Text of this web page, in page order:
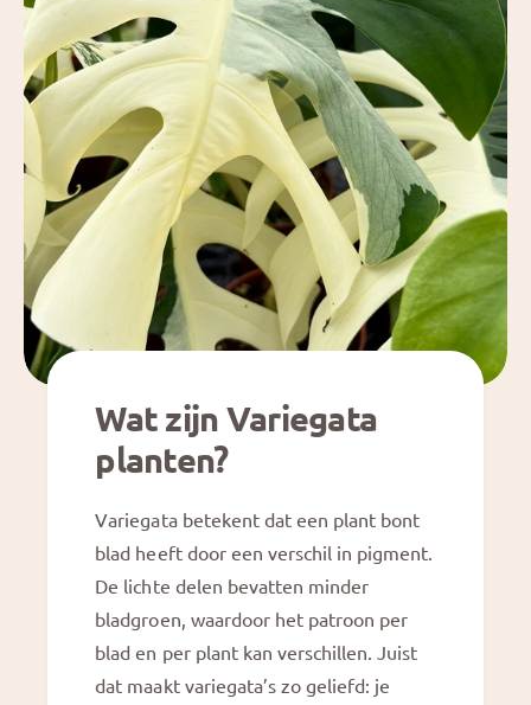
Wat zijn Variegata
planten?
Variegata betekent dat een plant bont
blad heeft door een verschil in pigment.
De lichte delen bevatten minder
bladgroen, waardoor het patroon per
blad en per plant kan verschillen. Juist
dat maakt variegata’s zo geliefd: je